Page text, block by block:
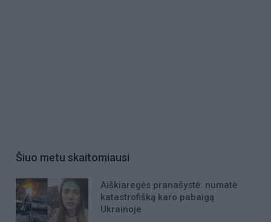
Šiuo metu skaitomiausi
Aiškiaregės pranašystė: numatė
katastrofišką karo pabaigą
Ukrainoje